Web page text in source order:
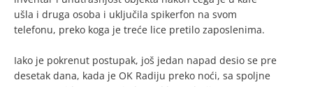
ušla i druga osoba i uključila spikerfon na svom
telefonu, preko koga je treće lice pretilo zaposlenima.
Iako je pokrenut postupak, još jedan napad desio se pre
desetak dana, kada je OK Radiju preko noći, sa spoljne